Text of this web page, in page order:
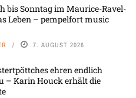
bis Sonntag im Maurice-Ravel-
Leben – pempelfort music
7. AUGUST 2026
ehren endlich
– Karin Houck erhält die